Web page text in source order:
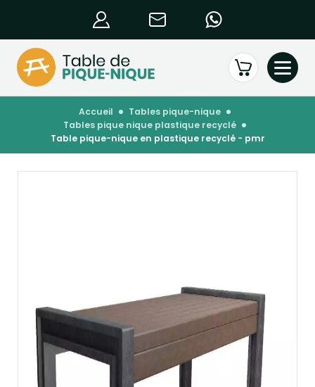
accueil
tables pique-nique
tables pique nique plastique recyclé
table pique-nique en plastique recyclé - pmr